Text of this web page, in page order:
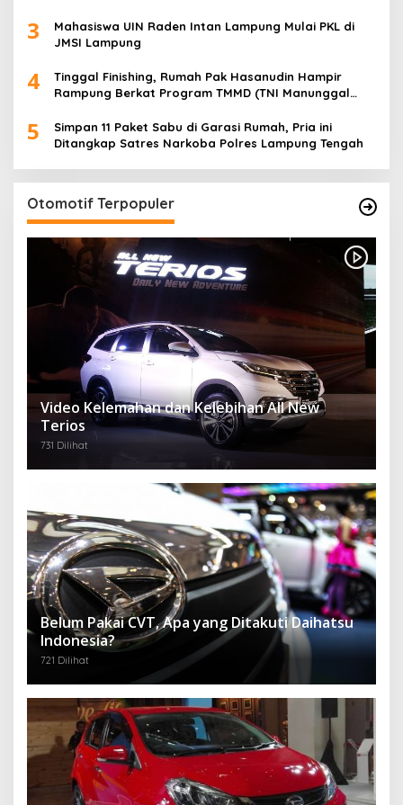
Desa
3
Mahasiswa UIN Raden Intan Lampung Mulai PKL di
JMSI Lampung
4
Tinggal Finishing, Rumah Pak Hasanudin Hampir
Rampung Berkat Program TMMD (TNI Manunggal
5
Simpan 11 Paket Sabu di Garasi Rumah, Pria ini
Ditangkap Satres Narkoba Polres Lampung Tengah
Otomotif Terpopuler
Video Kelemahan dan Kelebihan All New
Terios
731 Dilihat
Belum Pakai CVT, Apa yang Ditakuti Daihatsu
Indonesia?
721 Dilihat